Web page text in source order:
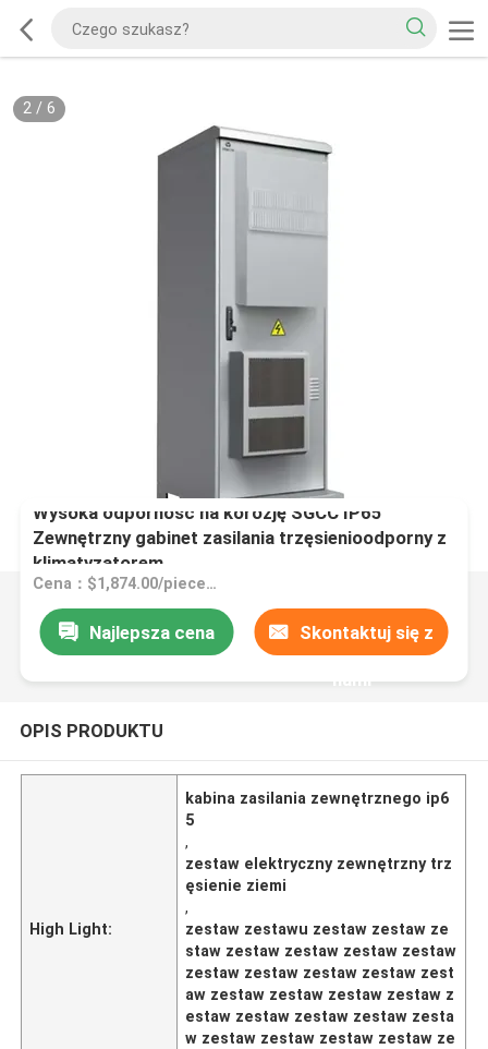
2/ 6
Wysoka odporność na korozję SGCC IP65
Zewnętrzny gabinet zasilania trzęsienioodporny z
klimatyzatorem
Cena：$1,874.00/pieces 1-9 pieces
Najlepsza cena Skontaktuj się z
nami
OPIS PRODUKTU
High Light:
kabina zasilania zewnętrznego ip6
5
,
zestaw elektryczny zewnętrzny trz
ęsienie ziemi
,
zestaw zestawu zestaw zestaw ze
staw zestaw zestaw zestaw zestaw
zestaw zestaw zestaw zestaw zest
aw zestaw zestaw zestaw zestaw z
estaw zestaw zestaw zestaw zesta
w zestaw zestaw zestaw zestaw ze